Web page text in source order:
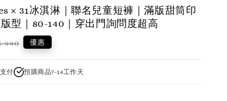
× 31冰淇淋｜聯名兒童短褲｜滿版甜筒印
型｜80-140｜穿出門詢問度超高
990 優惠
付 預購商品7-14工作天